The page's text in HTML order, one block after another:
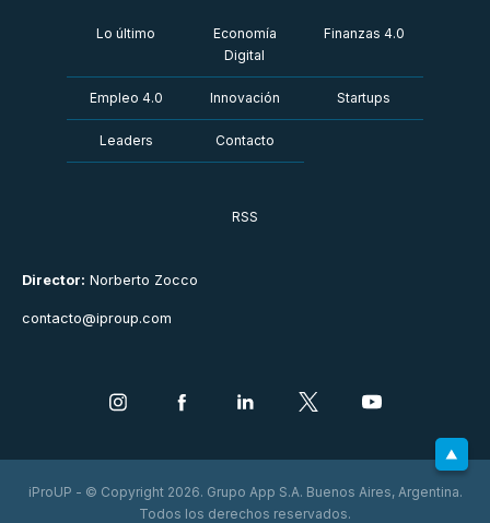
Director: Norberto Zocco
contacto@iproup.com
Lo último
Economía
Digital
Finanzas 4.0
Empleo 4.0 Innovación Startups
Leaders Contacto
RSS
iProUP - © Copyright 2026. Grupo App S.A. Buenos Aires, Argentina.
Todos los derechos reservados.